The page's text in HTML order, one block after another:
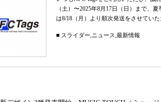
（土）〜2025年8月17日（日）まで、
は8/18（月）より順次発送をさせて
■ スライダー,ニュース,最新情報